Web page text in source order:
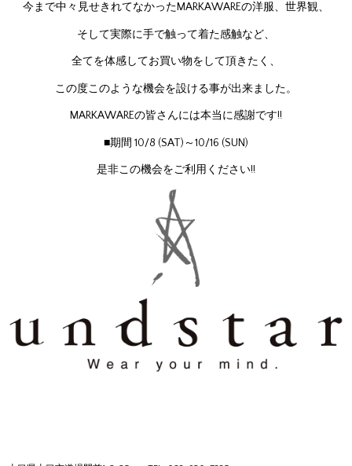
今まで中々見せきれてなかったMARKAWAREの洋服、世界観、
そして実際に手で触って着た感触など、
全てを体感してお買い物をして頂きたく、
この度このような機会を設ける事が出来ました。
MARKAWAREの皆さんには本当に感謝です!!
■期間 10/8 (SAT)～10/16 (SUN)
是非この機会をご利用ください!!